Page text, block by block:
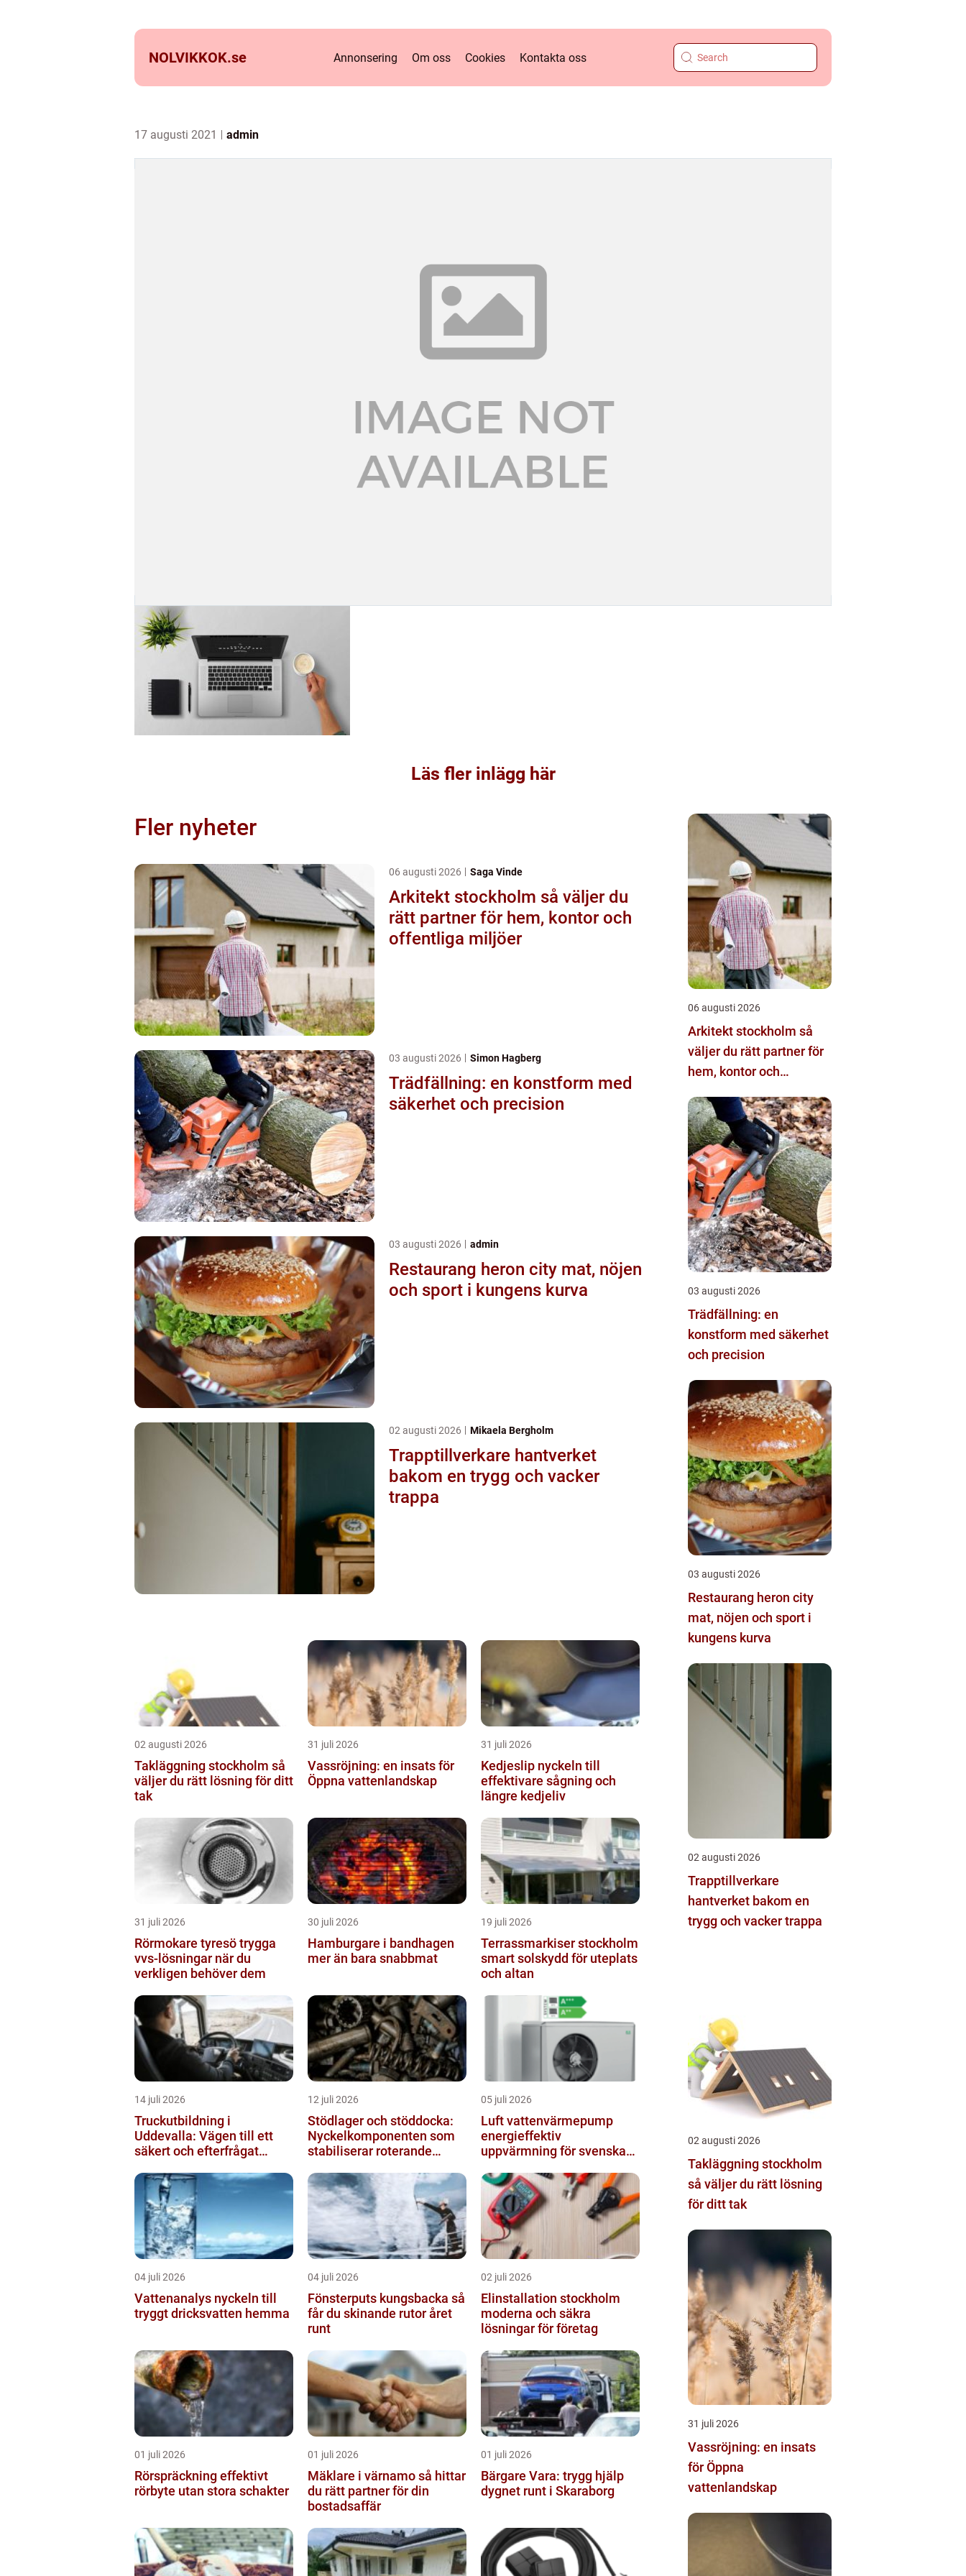
NOLVIKKOK.se Annonsering Om oss Cookies Kontakta oss
17 augusti 2021 admin
Läs fler inlägg här
Fler nyheter
06 augusti 2026 Saga Vinde
Arkitekt stockholm så väljer du
rätt partner för hem, kontor och
offentliga miljöer
03 augusti 2026 Simon Hagberg
Trädfällning: en konstform med
säkerhet och precision
03 augusti 2026 admin
Restaurang heron city mat, nöjen
och sport i kungens kurva
02 augusti 2026 Mikaela Bergholm
Trapptillverkare hantverket
bakom en trygg och vacker
trappa
02 augusti 2026
Takläggning stockholm så
väljer du rätt lösning för ditt
tak
31 juli 2026
Vassröjning: en insats för
Öppna vattenlandskap
31 juli 2026
Kedjeslip nyckeln till
effektivare sågning och
längre kedjeliv
31 juli 2026
Rörmokare tyresö trygga
vvs-lösningar när du
verkligen behöver dem
30 juli 2026
Hamburgare i bandhagen
mer än bara snabbmat
19 juli 2026
Terrassmarkiser stockholm
smart solskydd för uteplats
och altan
14 juli 2026
Truckutbildning i
Uddevalla: Vägen till ett
säkert och efterfrågat
12 juli 2026
Stödlager och stöddocka:
Nyckelkomponenten som
stabiliserar roterande
05 juli 2026
Luft vattenvärmepump
energieffektiv
uppvärmning för svenska
04 juli 2026
Vattenanalys nyckeln till
tryggt dricksvatten hemma
04 juli 2026
Fönsterputs kungsbacka så
får du skinande rutor året
runt
02 juli 2026
Elinstallation stockholm
moderna och säkra
lösningar för företag
01 juli 2026
Rörspräckning effektivt
rörbyte utan stora schakter
01 juli 2026
Mäklare i värnamo så hittar
du rätt partner för din
bostadsaffär
01 juli 2026
Bärgare Vara: trygg hjälp
dygnet runt i Skaraborg
06 augusti 2026
Arkitekt stockholm så
väljer du rätt partner för
hem, kontor och
03 augusti 2026
Trädfällning: en
konstform med säkerhet
och precision
03 augusti 2026
Restaurang heron city
mat, nöjen och sport i
kungens kurva
02 augusti 2026
Trapptillverkare
hantverket bakom en
trygg och vacker trappa
02 augusti 2026
Takläggning stockholm
så väljer du rätt lösning
för ditt tak
31 juli 2026
Vassröjning: en insats
för Öppna
vattenlandskap